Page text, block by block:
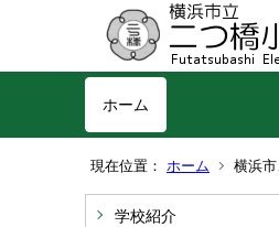
ホーム
現在位置： ホーム 横浜
学校紹介